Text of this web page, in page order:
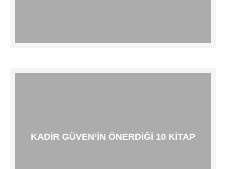
KADIR GÜVEN’IN ÖNERDIĞI 10 KITAP